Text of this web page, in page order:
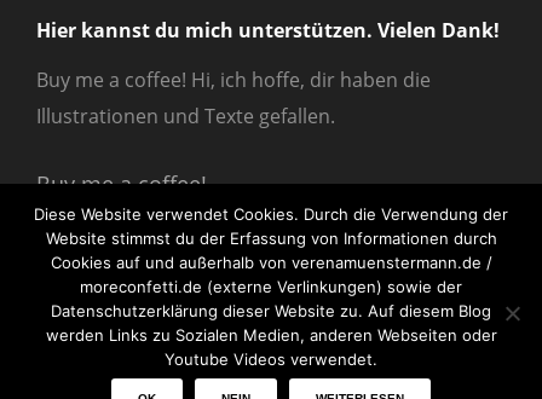
Hier kannst du mich unterstützen. Vielen Dank!
Buy me a coffee! Hi, ich hoffe, dir haben die
Illustrationen und Texte gefallen.
Buy me a coffee!
verenamuenstermannAll Rights Reserved.
Diese Website verwendet Cookies. Durch die Verwendung der
Website stimmst du der Erfassung von Informationen durch
Cookies auf und außerhalb von verenamuenstermann.de /
moreconfetti.de (externe Verlinkungen) sowie der
Datenschutzerklärung dieser Website zu. Auf diesem Blog
werden Links zu Sozialen Medien, anderen Webseiten oder
Youtube Videos verwendet.